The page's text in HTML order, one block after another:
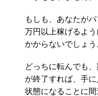
もしも、あなたが
万円以上稼げるよ
かからないでしょう
どっちに転んでも
が終了すれば、手
状態になることに間